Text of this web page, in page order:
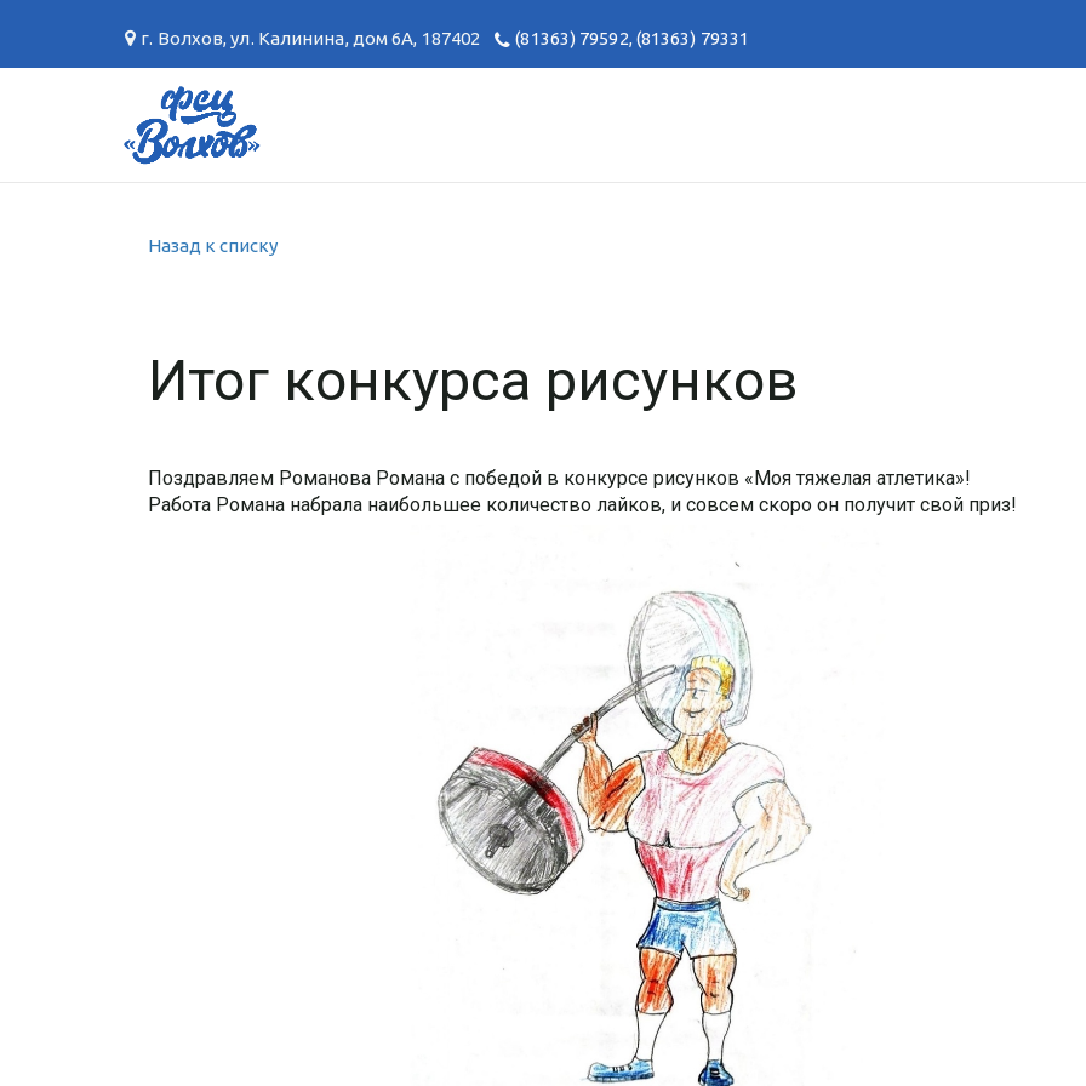
г. Волхов,ул. Калинина, дом 6А, 187402 (81363) 79592,(81363) 79331
Назад к списку
Итог конкурса рисунков
Поздравляем Романова Романа с победой в конкурсе рисунков «Моя тяжелая атлетика»!
Работа Романа набрала наибольшее количество лайков, и совсем скоро он получит свой приз!